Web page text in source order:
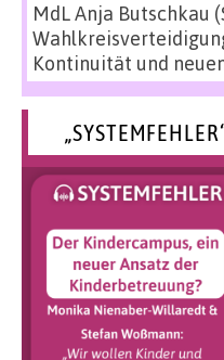
MdL Anja Butschkau
Kontinuität und